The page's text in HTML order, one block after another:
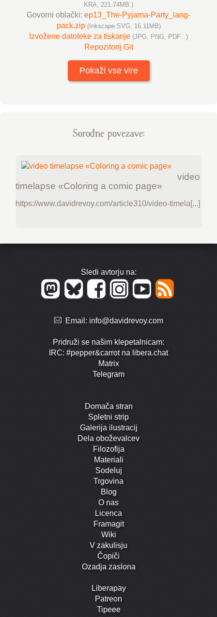
KRA, 221.74MB )
Govorni oblački: ep13_The-Pyjama-Party_lang-
pack.zip (Inkscape SVG, 16.11MB)
Izvožene datoteke za tiskanje (JPG, PNG, PDF...)
Repozitorij Git
Pokaži vse vire
Sorodne povezave:
video
timelapse «Coloring a comic page»
https://www.davidrevoy.com/article310/video-timela[...]
Sledi avtorju na:
Email: info@davidrevoy.com
Pridruži se našim klepetalnicam:
IRC: #pepper&carrot na libera.chat
Matrix
Telegram
Domača stran
Spletni strip
Galerija ilustracij
Dela oboževalcev
Filozofija
Materiali
Sodeluj
Trgovina
Blog
O nas
Licenca
Framagit
Wiki
V zakulisju
Čopiči
Ozadja zaslona
Liberapay
Patreon
Tipeee